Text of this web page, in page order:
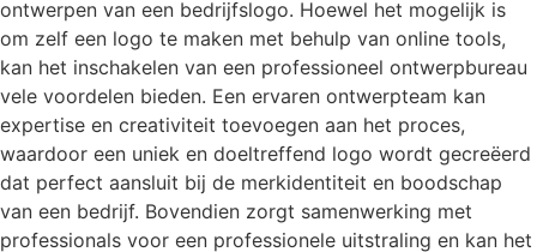
ontwerpen van een bedrijfslogo. Hoewel het mogelijk is
om zelf een logo te maken met behulp van online tools,
kan het inschakelen van een professioneel ontwerpbureau
vele voordelen bieden. Een ervaren ontwerpteam kan
expertise en creativiteit toevoegen aan het proces,
waardoor een uniek en doeltreffend logo wordt gecreëerd
dat perfect aansluit bij de merkidentiteit en boodschap
van een bedrijf. Bovendien zorgt samenwerking met
professionals voor een professionele uitstraling en kan het